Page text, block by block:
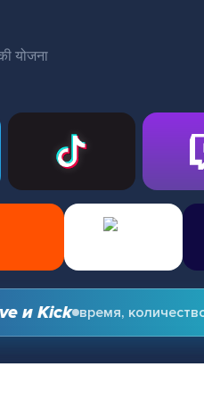
योजना
Kick время, количество и